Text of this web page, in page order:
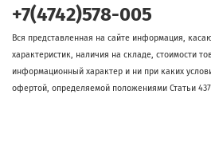
+7(4742)578-005
Вся представленная на сайте информация,
характеристик, наличия на складе, стоимости
информационный характер и ни при каких
офертой, определяемой положениями Статьи